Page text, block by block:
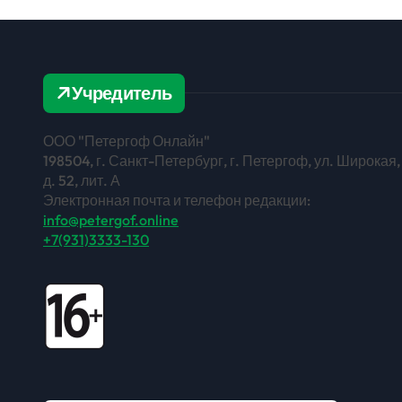
Учредитель
ООО "Петергоф Онлайн"
198504, г. Санкт-Петербург, г. Петергоф, ул. Широкая,
д. 52, лит. А
Электронная почта и телефон редакции:
info@petergof.online
+7(931)3333-130